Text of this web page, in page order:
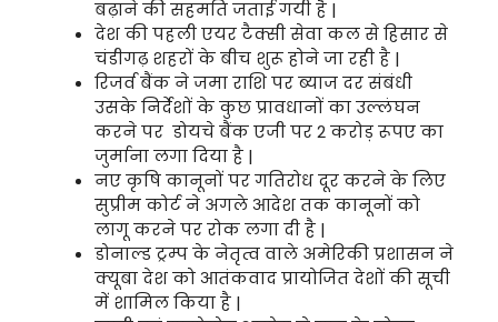
बढ़ाने की सहमति जताई गयी है |
देश की पहली एयर टैक्सी सेवा कल से हिसार से
चंडीगढ़ शहरों के बीच शुरू होने जा रही है |
रिजर्व बैंक ने जमा राशि पर ब्याज दर संबंधी
उसके निर्देशों के कुछ प्रावधानों का उल्लंघन
करने पर डोयचे बैंक एजी पर 2 करोड़ रूपए का
जुर्माना लगा दिया है |
नए कृषि कानूनों पर गतिरोध दूर करने के लिए
सुप्रीम कोर्ट ने अगले आदेश तक कानूनों को
लागू करने पर रोक लगा दी है |
डोनाल्ड ट्रम्प के नेतृत्व वाले अमेरिकी प्रशासन ने
क्यूबा देश को आतंकवाद प्रायोजित देशों की सूची
में शामिल किया है |